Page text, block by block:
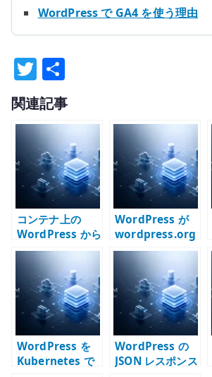
WordPress で GA4 を使う理由
T
w
it
te
r
有
関連記事
コンテナ上の
WordPress から
メールが送信で
きない原因 –
SMTP /
sendmail /
Postfix を切り
分ける
WordPress が
wordpress.org
に接続できない
時の切り分け –
DNS / Proxy /
Firewall /
Kubernetes を
確認する
WordPress を
Kubernetes で
WordPress の
JSON レスポンス